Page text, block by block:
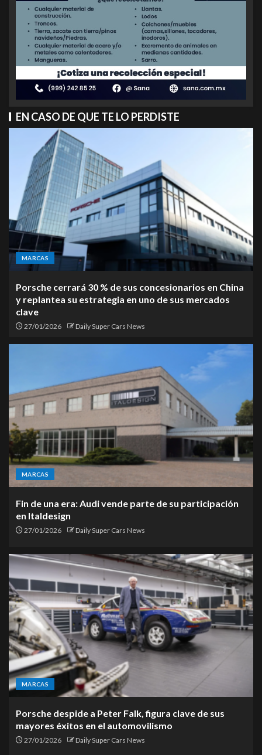
EN CASO DE QUE TE LO PERDISTE
MARCAS
Porsche cerrará 30 % de sus concesionarios en China
y replantea su estrategia en uno de sus mercados
clave
27/01/2026 Daily Super Cars News
MARCAS
Fin de una era: Audi vende parte de su participación
en Italdesign
27/01/2026 Daily Super Cars News
MARCAS
Porsche despide a Peter Falk, figura clave de sus
mayores éxitos en el automovilismo
27/01/2026 Daily Super Cars News